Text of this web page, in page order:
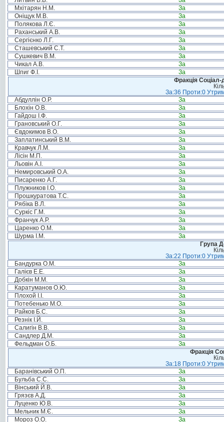
Мхітарян Н.М.
За
Оніщук М.В.
За
Полякова Л.Є.
За
Раханський А.В.
За
Сергієнко Л.Г.
За
Сташевський С.Т.
За
Сушкевич В.М.
За
Чикал А.В.
За
Шпиг Ф.І.
За
Фракція Соціал-
За:36 Проти:0
Абдуллін О.Р.
За
Блохін О.В.
За
Гайдош І.Ф.
За
Грановський О.Г.
За
Євдокимов В.О.
За
Заплатинський В.М.
За
Кравчук Л.М.
За
Лісін М.П.
За
Льовін А.І.
За
Немировський О.А.
За
Писаренко А.Г.
За
Плужников І.О.
За
Прошкуратова Т.С.
За
Рябіка В.Л.
За
Суркіс Г.М.
За
Франчук А.Р.
За
Царенко О.М.
За
Шурма І.М.
За
Група
За:22 Проти:0
Бандурка О.М.
За
Галієв Е.Е.
За
Добкін М.М.
За
Каратуманов О.Ю.
За
Плохой І.І.
За
Потебенько М.О.
За
Райков Б.С.
За
Резнік І.Й.
За
Салигін В.В.
За
Сандлер Д.М.
За
Фельдман О.Б.
За
Фракція
За:18 Проти:0
Баранівський О.П.
За
Бульба С.С.
За
Вінський Й.В.
За
Грязєв А.Д.
За
Луценко Ю.В.
За
Мельник М.Є.
За
Мороз О.О.
За